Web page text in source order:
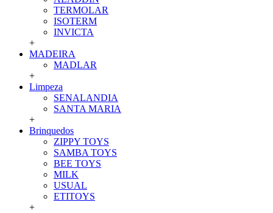
TERMOLAR
ISOTERM
INVICTA
+
MADEIRA
MADLAR
+
Limpeza
SENALANDIA
SANTA MARIA
+
Brinquedos
ZIPPY TOYS
SAMBA TOYS
BEE TOYS
MILK
USUAL
ETITOYS
+